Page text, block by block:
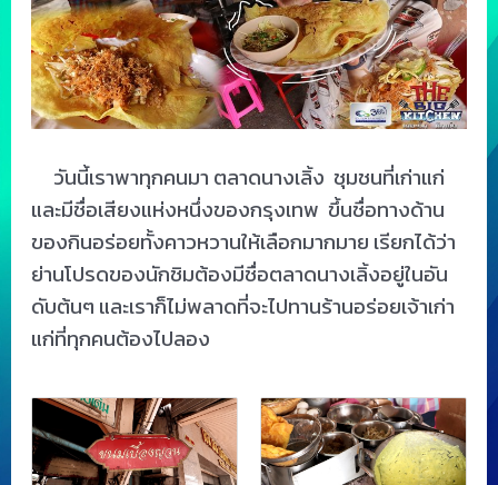
วันนี้เราพาทุกคนมา ตลาดนางเลิ้ง ชุมชนที่เก่าแก่
และมีชื่อเสียงแห่งหนึ่งของกรุงเทพ ขึ้นชื่อทางด้าน
ของกินอร่อยทั้งคาวหวานให้เลือกมากมาย เรียกได้ว่า
ย่านโปรดของนักชิมต้องมีชื่อตลาดนางเลิ้งอยู่ในอัน
ดับต้นๆ และเราก็ไม่พลาดที่จะไปทานร้านอร่อยเจ้าเก่า
แก่ที่ทุกคนต้องไปลอง